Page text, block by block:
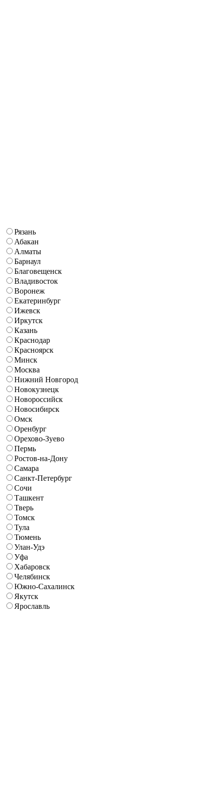
Рязань
Абакан
Алматы
Барнаул
Благовещенск
Владивосток
Воронеж
Екатеринбург
Ижевск
Иркутск
Казань
Краснодар
Красноярск
Минск
Москва
Нижний Новгород
Новокузнецк
Новороссийск
Новосибирск
Омск
Оренбург
Орехово-Зуево
Пермь
Ростов-на-Дону
Самара
Санкт-Петербург
Сочи
Ташкент
Тверь
Томск
Тула
Тюмень
Улан-Удэ
Уфа
Хабаровск
Челябинск
Южно-Сахалинск
Якутск
Ярославль